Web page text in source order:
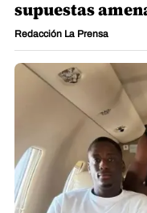
supuestas
Redacción La Prensa